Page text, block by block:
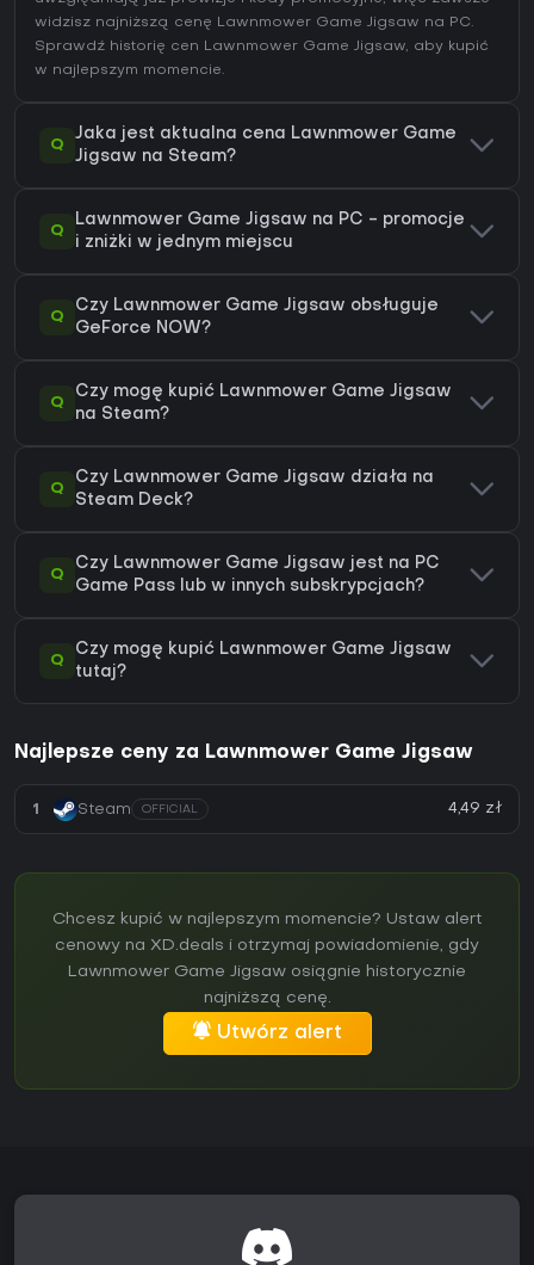
widzisz najniższą cenę Lawnmower Game Jigsaw na PC.
Sprawdź historię cen Lawnmower Game Jigsaw, aby kupić
w najlepszym momencie.
Q
Jaka jest aktualna cena Lawnmower Game
Jigsaw na Steam?
Q
Lawnmower Game Jigsaw na PC - promocje
i zniżki w jednym miejscu
Q
Czy Lawnmower Game Jigsaw obsługuje
GeForce NOW?
Q
Czy mogę kupić Lawnmower Game Jigsaw
na Steam?
Q
Czy Lawnmower Game Jigsaw działa na
Steam Deck?
Q
Czy Lawnmower Game Jigsaw jest na PC
Game Pass lub w innych subskrypcjach?
Q
Czy mogę kupić Lawnmower Game Jigsaw
tutaj?
Najlepsze ceny za Lawnmower Game Jigsaw
1 Steam OFFICIAL 4,49 zł
Chcesz kupić w najlepszym momencie? Ustaw alert
cenowy na XD.deals i otrzymaj powiadomienie, gdy
Lawnmower Game Jigsaw osiągnie historycznie
najniższą cenę.
Utwórz alert